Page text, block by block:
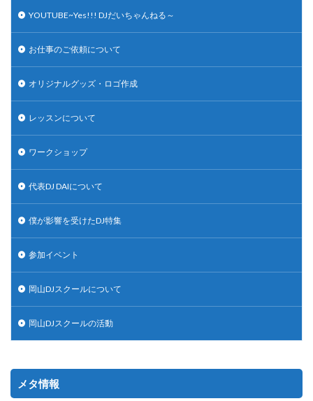
YOUTUBE~Yes!!! DJだいちゃんねる～
お仕事のご依頼について
オリジナルグッズ・ロゴ作成
レッスンについて
ワークショップ
代表DJ DAIについて
僕が影響を受けたDJ特集
参加イベント
岡山DJスクールについて
岡山DJスクールの活動
メタ情報